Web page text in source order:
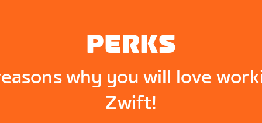
PERKS
why you will love
Zwift!